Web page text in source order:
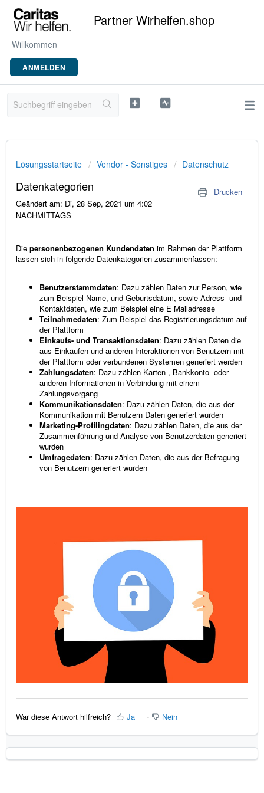
Partner Wirhelfen.shop
Willkommen
ANMELDEN
Lösungsstartseite Vendor - Sonstiges Datenschutz
Datenkategorien
Drucken
Geändert am: Di, 28 Sep, 2021 um 4:02
NACHMITTAGS
Die personenbezogenen Kundendaten im Rahmen der Plattform
lassen sich in folgende Datenkategorien zusammenfassen:
Benutzerstammdaten: Dazu zählen Daten zur Person, wie
zum Beispiel Name, und Geburtsdatum, sowie Adress- und
Kontaktdaten, wie zum Beispiel eine E­ Mailadresse
Teilnahmedaten: Zum Beispiel das Registrierungsdatum auf
der Plattform
Einkaufs- und Transaktionsdaten: Dazu zählen Daten die
aus Einkäufen und anderen Interaktionen von Benutzern mit
der Plattform oder verbundenen Systemen generiert werden
Zahlungsdaten: Dazu zählen Karten-, Bankkonto- oder
anderen Informationen in Verbindung mit einem
Zahlungsvorgang
Kommunikationsdaten: Dazu zählen Daten, die aus der
Kommunikation mit Benutzern Daten generiert wurden
Marketing-Profilingdaten: Dazu zählen Daten, die aus der
Zusammenführung und Analyse von Benutzerdaten generiert
wurden
Umfragedaten: Dazu zählen Daten, die aus der Befragung
von Benutzern generiert wurden
War diese Antwort hilfreich? Ja Nein